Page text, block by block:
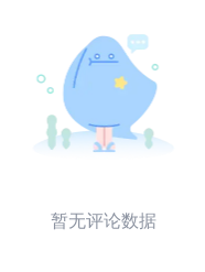
暂无评论数据